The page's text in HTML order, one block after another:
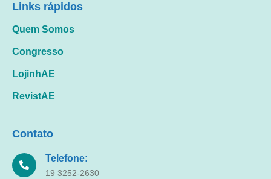
Links rápidos
Quem Somos
Congresso
LojinhAE
RevistAE
Contato
Telefone:
19 3252-2630